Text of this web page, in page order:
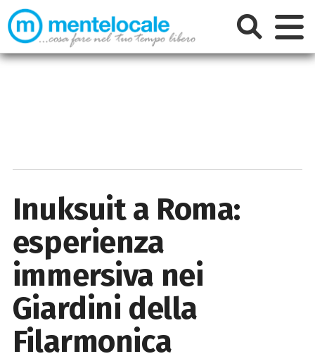
Inuksuit a Roma:
esperienza
immersiva nei
Giardini della
Filarmonica